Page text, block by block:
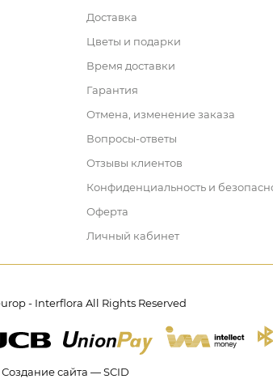
Доставка
Цветы и подарки
Время доставки
Гарантия
Отмена, изменение заказа
Вопросы-ответы
Отзывы клиентов
Конфиденциальность и
Оферта
Личный кабинет
- Interflora All Rights Reserved
Создание сайта — SCID